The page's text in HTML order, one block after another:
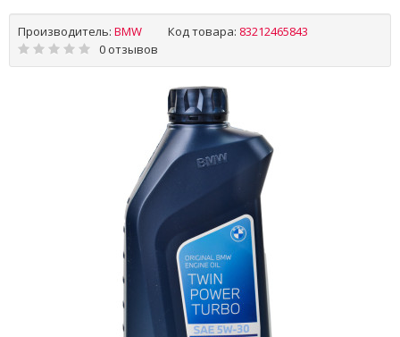
Производитель: BMW Код товара: 83212465843
0 отзывов